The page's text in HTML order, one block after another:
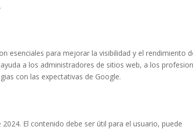
esenciales para mejorar la visibilidad y el rendimiento
a los administradores de sitios web, a los
con las expectativas de Google.
El contenido debe ser útil para el usuario, puede